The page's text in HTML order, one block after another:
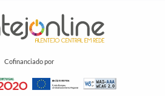
Cofinanciado por